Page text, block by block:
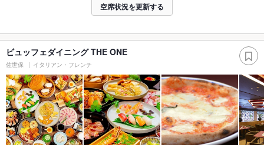
空席状況を更新する
ビュッフェダイニング THE ONE
佐世保 イタリアン・フレンチ